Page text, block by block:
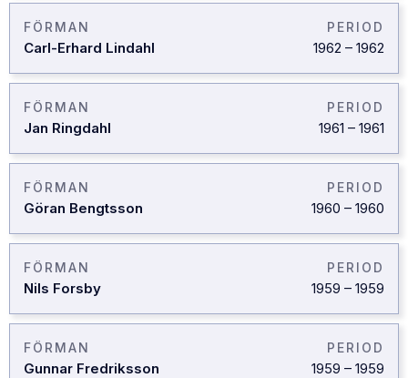
FÖRMAN
Carl-Erhard Lindahl
PERIOD
1962 – 1962
FÖRMAN
Jan Ringdahl
PERIOD
1961 – 1961
FÖRMAN
Göran Bengtsson
PERIOD
1960 – 1960
FÖRMAN
Nils Forsby
PERIOD
1959 – 1959
FÖRMAN
Gunnar Fredriksson
PERIOD
1959 – 1959